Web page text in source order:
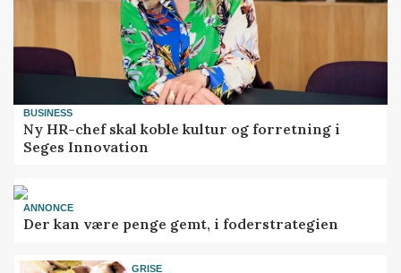
BUSINESS
Ny HR-chef skal koble kultur og forretning i
Seges Innovation
ANNONCE
Der kan være penge gemt, i foderstrategien
GRISE